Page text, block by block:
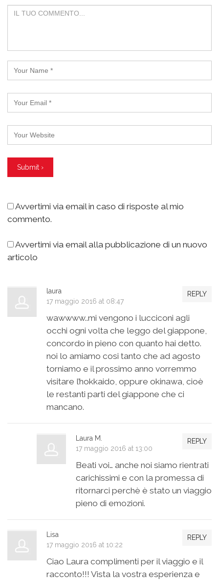
Avvertimi via email in caso di risposte al mio
commento.
Avvertimi via email alla pubblicazione di un nuovo
articolo
REPLY
laura
17 maggio 2016 at 08:47
wawwww..mi vengono i lucciconi agli
occhi ogni volta che leggo del giappone,
concordo in pieno con quanto hai detto.
noi lo amiamo cosi tanto che ad agosto
torniamo e il prossimo anno vorremmo
visitare l’hokkaido, oppure okinawa, cioè
le restanti parti del giappone che ci
mancano.
REPLY
Laura M.
17 maggio 2016 at 13:00
Beati voi… anche noi siamo rientrati
carichissimi e con la promessa di
ritornarci perchè è stato un viaggio
pieno di emozioni.
REPLY
Lisa
17 maggio 2016 at 10:22
Ciao Laura complimenti per il viaggio e il
racconto!!! Vista la vostra esperienza e